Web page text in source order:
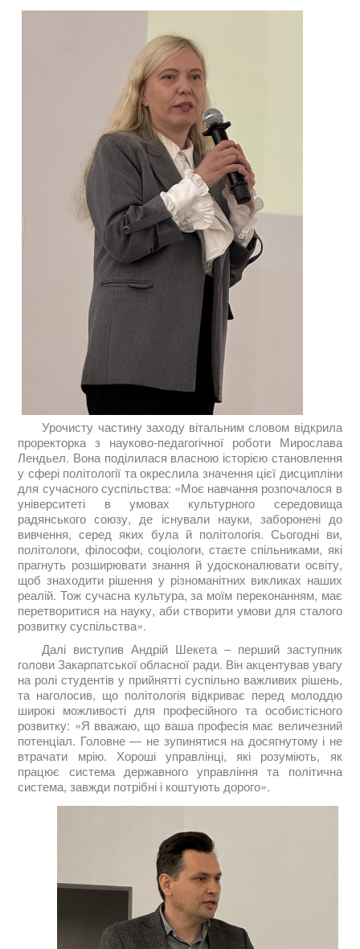
Урочисту частину заходу вітальним словом відкрила
проректорка з науково‑педагогічної роботи Мирослава
Лендьел. Вона поділилася власною історією становлення
у сфері політології та окреслила значення цієї дисципліни
для сучасного суспільства: «Моє навчання розпочалося в
університеті в умовах культурного середовища
радянського союзу, де існували науки, заборонені до
вивчення, серед яких була й політологія. Сьогодні ви,
політологи, філософи, соціологи, стаєте спільниками, які
прагнуть розширювати знання й удосконалювати освіту,
щоб знаходити рішення у різноманітних викликах наших
реалій. Тож сучасна культура, за моїм переконанням, має
перетворитися на науку, аби створити умови для сталого
розвитку суспільства».
Далі виступив Андрій Шекета – перший заступник
голови Закарпатської обласної ради. Він акцентував увагу
на ролі студентів у прийнятті суспільно важливих рішень,
та наголосив, що політологія відкриває перед молоддю
широкі можливості для професійного та особистісного
розвитку: «Я вважаю, що ваша професія має величезний
потенціал. Головне — не зупинятися на досягнутому і не
втрачати мрію. Хороші управлінці, які розуміють, як
працює система державного управління та політична
система, завжди потрібні і коштують дорого».